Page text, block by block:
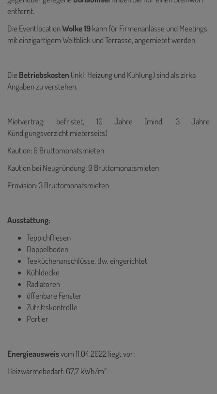
entfernt.
Die EventlocationWolke 19kann für Firmenanlässe und Meetings
mit einzigartigem Weitblick und Terrasse, angemietet werden.
Die Betriebskosten (inkl. Heizung und Kühlung) sind als zirka
Angaben zu verstehen.
Mietvertrag: befristet, 10 Jahre (mind. 3 Jahre
Kündigungsverzicht mieterseits)
Kaution: 6 Bruttomonatsmieten
Kaution bei Neugründung: 9 Bruttomonatsmieten
Provision: 3 Bruttomonatsmieten
Ausstattung:
Teppichfliesen
Doppelboden
Teeküchenanschlüsse, tlw. eingerichtet
Kühldecke
Radiatoren
öffenbare Fenster
Zutrittskontrolle
Portier
Energieausweisvom 11.04.2022liegt vor:
Heizwärmebedarf: 67,7 kWh/m²